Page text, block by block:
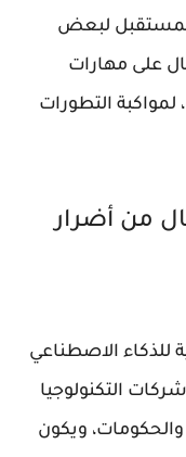
لبعض
على مهارات
لمواكبة التطورات
من أضرار
للذكاء الاصطناعي
التكنولوجيا
ويكون